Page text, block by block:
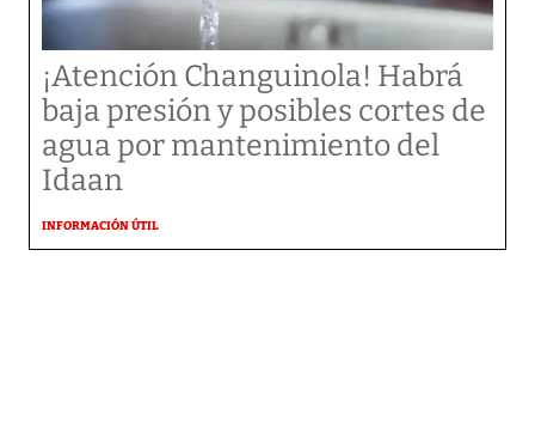
¡Atención Changuinola! Habrá
baja presión y posibles cortes de
agua por mantenimiento del
Idaan
INFORMACIÓN ÚTIL